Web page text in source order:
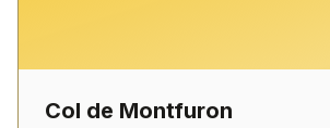
Col de Montfuron